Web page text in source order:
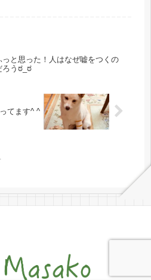
っと思った！人はなぜ嘘をつくの
ろうಠ_ಠ
てます^ ^